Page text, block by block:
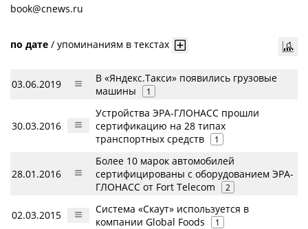
book@cnews.ru
по дате / упоминаниям в текстах
03.06.2019
В «Яндекс.Такси» появились грузовые
машины
1
30.03.2016
Устройства ЭРА-ГЛОНАСС прошли
сертификацию на 28 типах
транспортных средств
1
28.01.2016
Более 10 марок автомобилей
сертифицированы с оборудованием ЭРА-
ГЛОНАСС от Fort Telecom
2
02.03.2015
Система «Скаут» используется в
компании Global Foods
1